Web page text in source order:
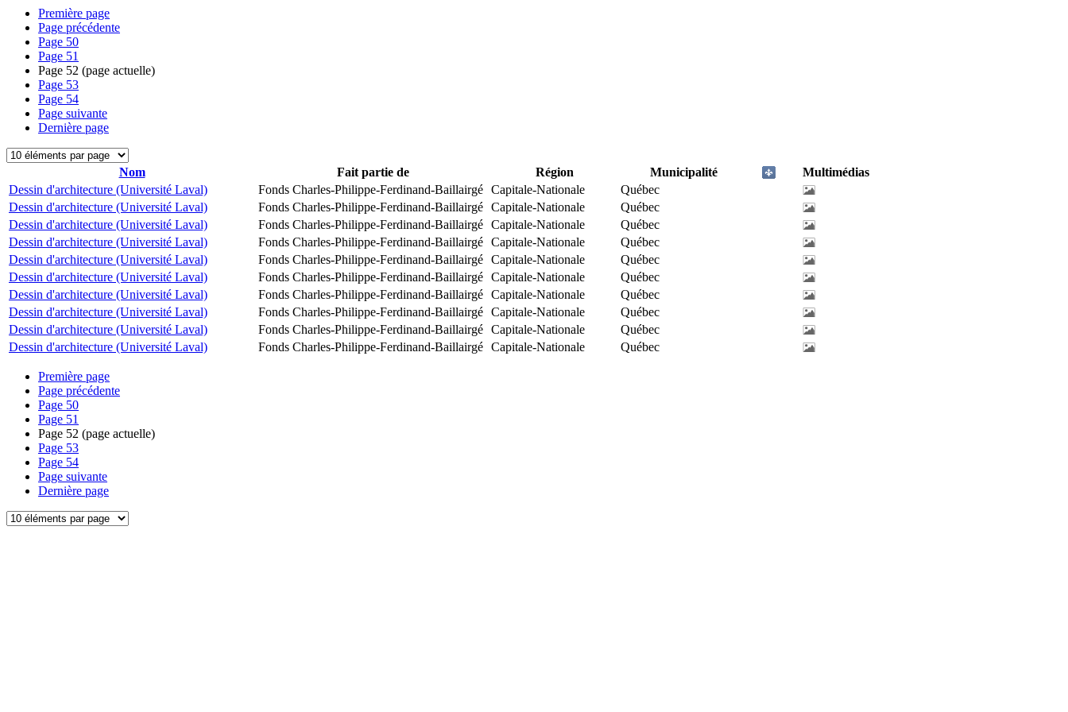
Première page
Page précédente
Page 50
Page 51
Page 52 (page actuelle)
Page 53
Page 54
Page suivante
Dernière page
Nom Fait partie de Région Municipalité
Multimédias
Dessin d'architecture (Université Laval)
Fonds Charles-Philippe-Ferdinand-Baillairgé Capitale-Nationale
Québec
Dessin d'architecture (Université Laval)
Fonds Charles-Philippe-Ferdinand-Baillairgé Capitale-Nationale
Québec
Dessin d'architecture (Université Laval)
Fonds Charles-Philippe-Ferdinand-Baillairgé Capitale-Nationale
Québec
Dessin d'architecture (Université Laval)
Fonds Charles-Philippe-Ferdinand-Baillairgé Capitale-Nationale
Québec
Dessin d'architecture (Université Laval)
Fonds Charles-Philippe-Ferdinand-Baillairgé Capitale-Nationale
Québec
Dessin d'architecture (Université Laval)
Fonds Charles-Philippe-Ferdinand-Baillairgé Capitale-Nationale
Québec
Dessin d'architecture (Université Laval)
Fonds Charles-Philippe-Ferdinand-Baillairgé Capitale-Nationale
Québec
Dessin d'architecture (Université Laval)
Fonds Charles-Philippe-Ferdinand-Baillairgé Capitale-Nationale
Québec
Dessin d'architecture (Université Laval)
Fonds Charles-Philippe-Ferdinand-Baillairgé Capitale-Nationale
Québec
Dessin d'architecture (Université Laval)
Fonds Charles-Philippe-Ferdinand-Baillairgé Capitale-Nationale Québec
Première page
Page précédente
Page 50
Page 51
Page 52 (page actuelle)
Page 53
Page 54
Page suivante
Dernière page